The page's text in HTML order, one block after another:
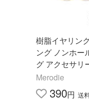
樹脂イヤリン
ング ノンホー
グ アクセサリ
ギー対応 おし
スワロフスキー
Merodie
390円 送